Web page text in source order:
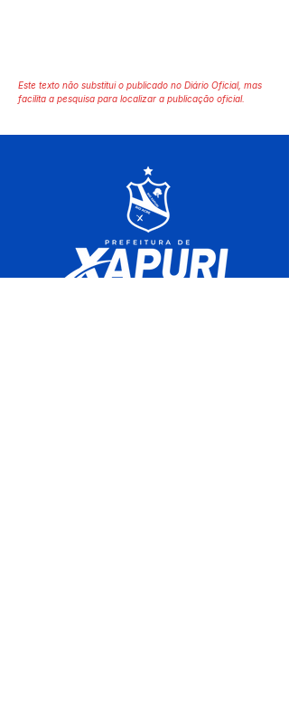
Este texto não substitui o publicado no Diário Oficial, mas
facilita a pesquisa para localizar a publicação oficial.